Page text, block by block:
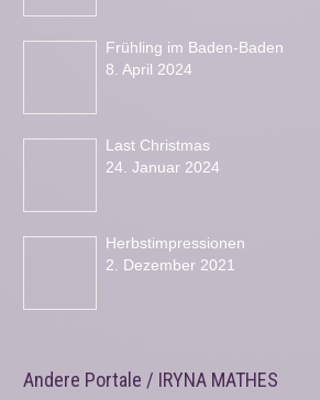
Frühling im Baden-Baden
8. April 2024
Last Christmas
24. Januar 2024
Herbstimpressionen
2. Dezember 2021
Andere Portale / IRYNA MATHES